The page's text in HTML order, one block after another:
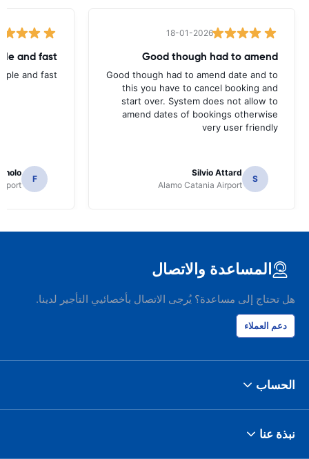
18-01-2026
Good though had to amend
Good though had to amend date and to
this you have to cancel booking and
start over. System does not allow to
amend dates of bookings otherwise
very user friendly
S
Silvio Attard
Alamo Catania Airport
and fast
and fast
F
المساعدة والاتصال
هل تحتاج إلى مساعدة؟ يُرجى الاتصال بأخصائيي التأجير لدينا.
دعم العملاء
الحساب
نبذة عنا